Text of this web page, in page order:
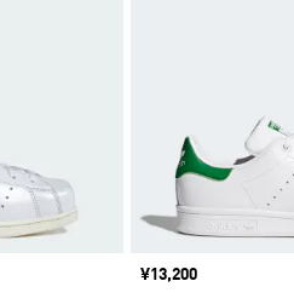
価格
¥13,200